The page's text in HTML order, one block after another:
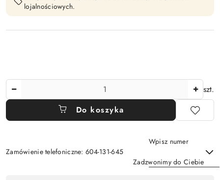
lojalnościowych.
szt.
Do koszyka
Zamówienie telefoniczne: 604-131-645
Wpisz numer
Zadzwonimy do Ciebie